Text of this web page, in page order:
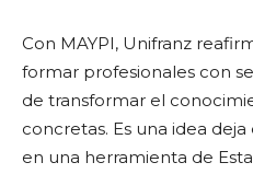
Con MAYPI, Unifranz
formar profesionales con
de transformar el
concretas. Es una idea
en una herramienta de